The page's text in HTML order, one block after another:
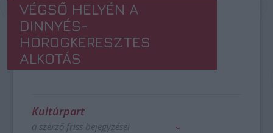
VÉGSŐ HELYÉN A
DINNYÉS-
HOROGKERESZTES
ALKOTÁS
Kultúrpart
a szerző friss bejegyzései